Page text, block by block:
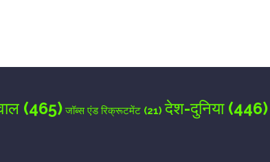
(465) जॉब्स एंड रिक्रूटमेंट (21) देश-दुनिया(446)